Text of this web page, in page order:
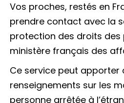
Vos proches, restés en
prendre contact avec la
protection des droits des
ministère français des
Ce service peut apporter
renseignements sur les
personne arrêtée à